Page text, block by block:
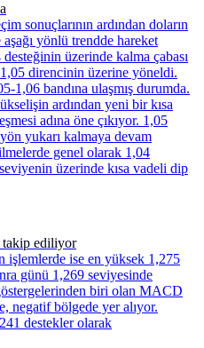
sonuçlarının ardından doların
yönlü trendde hareket
üzerinde kalma çabası
direncinin üzerine yöneldi.
1,06 bandına ulaşmış durumda.
ardından yeni bir kısa
adına öne çıkıyor. 1,05
yukarı kalmaya devam
genel olarak 1,04
üzerinde kısa vadeli dip
takip ediliyor
işlemlerde ise en yüksek 1,275
günü 1,269 seviyesinde
biri olan MACD
negatif bölgede yer alıyor.
destekler olarak